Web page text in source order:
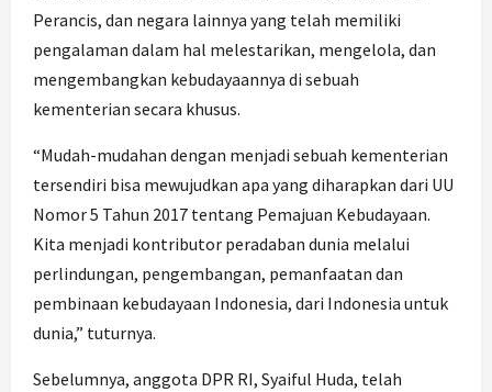
Perancis, dan negara lainnya yang telah memiliki
pengalaman dalam hal melestarikan, mengelola, dan
mengembangkan kebudayaannya di sebuah
kementerian secara khusus.
“Mudah-mudahan dengan menjadi sebuah kementerian
tersendiri bisa mewujudkan apa yang diharapkan dari UU
Nomor 5 Tahun 2017 tentang Pemajuan Kebudayaan.
Kita menjadi kontributor peradaban dunia melalui
perlindungan, pengembangan, pemanfaatan dan
pembinaan kebudayaan Indonesia, dari Indonesia untuk
dunia,” tuturnya.
Sebelumnya, anggota DPR RI, Syaiful Huda, telah